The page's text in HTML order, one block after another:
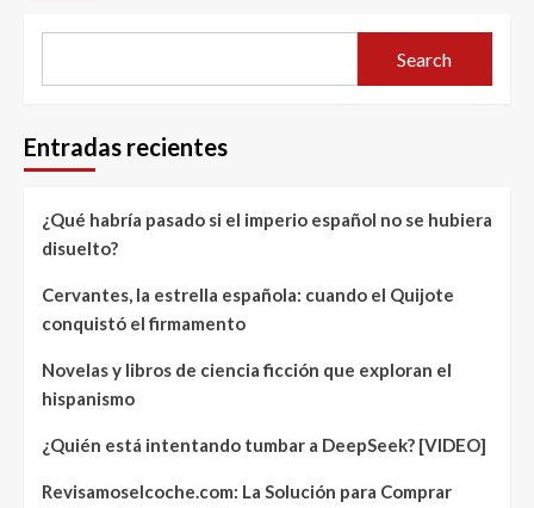
Search
Entradas recientes
¿Qué habría pasado si el imperio español no se hubiera
disuelto?
Cervantes, la estrella española: cuando el Quijote
conquistó el firmamento
Novelas y libros de ciencia ficción que exploran el
hispanismo
¿Quién está intentando tumbar a DeepSeek? [VIDEO]
Revisamoselcoche.com: La Solución para Comprar